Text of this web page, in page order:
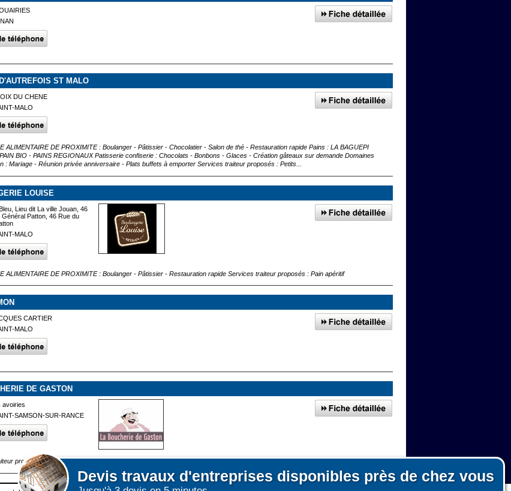
Devis travaux d'entreprises disponibles près de chez vous
ST MALO
DU CHENE
MALO
ALIMENTAIRE DE PROXIMITE : Boulanger - Pâtissier - Chocolatier - Salon de thé - Restauration rapide Pains : LA BAGUEPI
BIO - PAINS REGIONAUX Patisserie confiserie : Chocolats - Bonbons - Glaces - Création gâteaux sur demande Domaines
: Mariage - Réunion privée anniversaire - Plats buffets à emporter Services traiteur proposés : Petits...
LOUISE
Lieu dit La ville Jouan, 46
Général Patton, 46 Rue du
MALO
ALIMENTAIRE DE PROXIMITE : Boulanger - Pâtissier - Restauration rapide Services traiteur proposés : Pain apéritif
CARTIER
MALO
DE GASTON
avoiries
SAMSON-SUR-RANCE
proposés : Livraison buffet sans service COMMERCE ALIMENTAIRE DE PROXIMITE : Boucherie